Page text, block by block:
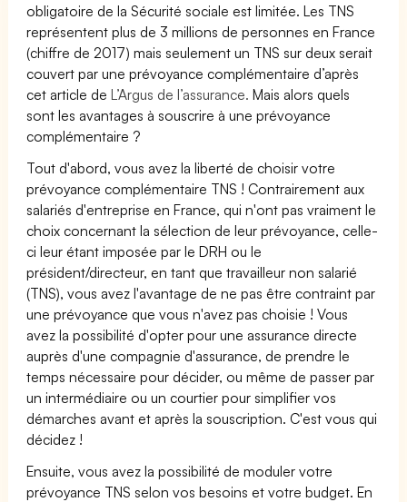
obligatoire de la Sécurité sociale est limitée. Les TNS
représentent plus de 3 millions de personnes en France
(chiffre de 2017) mais seulement un TNS sur deux serait
couvert par une prévoyance complémentaire d’après
cet article deL’Argus de l’assurance. Mais alors quels
sont les avantages à souscrire à une prévoyance
complémentaire ?
Tout d'abord, vous avez la liberté de choisir votre
prévoyance complémentaire TNS ! Contrairement aux
salariés d'entreprise en France, qui n'ont pas vraiment le
choix concernant la sélection de leur prévoyance, celle-
ci leur étant imposée par le DRH ou le
président/directeur, en tant que travailleur non salarié
(TNS), vous avez l'avantage de ne pas être contraint par
une prévoyance que vous n'avez pas choisie ! Vous
avez la possibilité d'opter pour une assurance directe
auprès d'une compagnie d'assurance, de prendre le
temps nécessaire pour décider, ou même de passer par
un intermédiaire ou un courtier pour simplifier vos
démarches avant et après la souscription. C'est vous qui
décidez !
Ensuite, vous avez la possibilité de moduler votre
prévoyance TNS selon vos besoins et votre budget. En